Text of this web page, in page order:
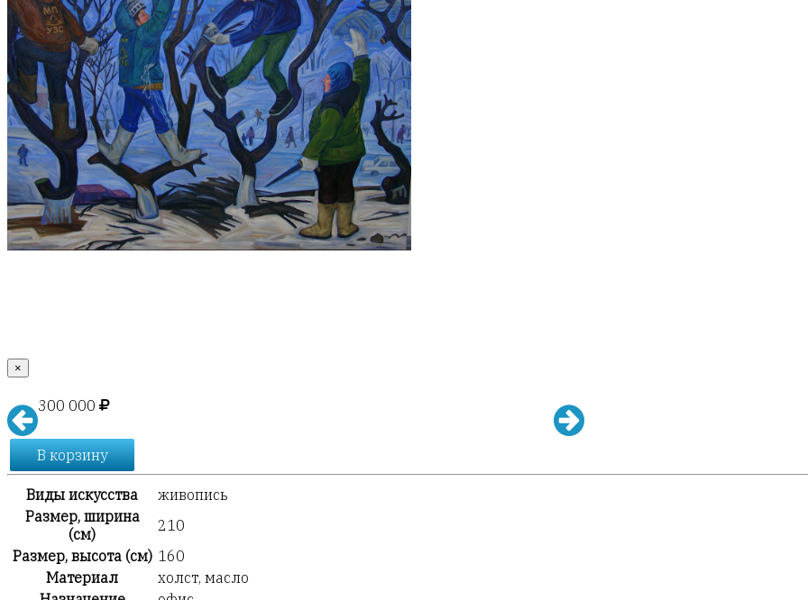
×
300 000
В корзину
Виды искусства
живопись
Размер, ширина
(см)
210
Размер, высота (см) 160
Материал
холст, масло